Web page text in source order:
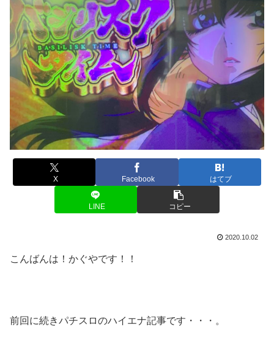
X Facebook はてブ
LINE コピー
2020.10.02
こんばんは！かぐやです！！
前回に続きパチスロのハイエナ記事です・・・。